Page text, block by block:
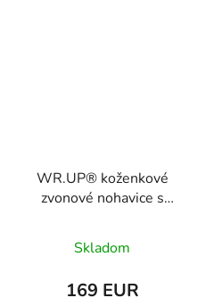
WR.UP® koženkové
zvonové nohavice s
mokrého vzhľadu,
WRUP11SHS435
Skladom
169 EUR